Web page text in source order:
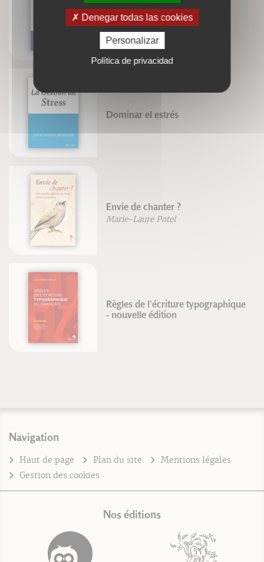
Le chant prénatal
Marie-Laure Potel
Dominar el estrés
Envie de chanter ?
Marie-Laure Potel
Règles de l'écriture typographique
- nouvelle édition
Navigation
Haut de page Plan du site
Mentions légales
Gestion des cookies
Nos éditions
Denegar todas las cookies
Personalizar
Política de privacidad